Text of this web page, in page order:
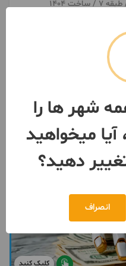
کلیک کنید
شهر ها را
آیا میخواهید
دهید؟
انصراف